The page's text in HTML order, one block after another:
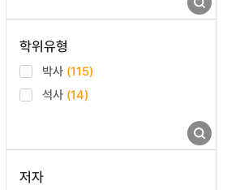
학위유형
박사 (115)
석사 (14)
저자